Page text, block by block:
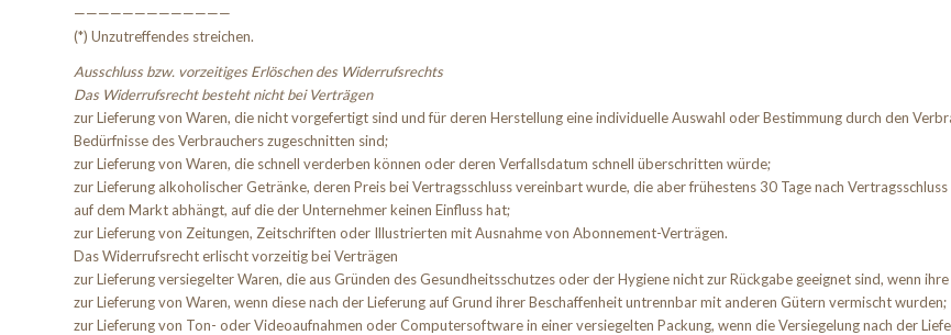
—————————————
(*) Unzutreffendes streichen.
Ausschluss bzw. vorzeitiges Erlöschen des Widerrufsrechts
Das Widerrufsrecht besteht nicht bei Verträgen
zur Lieferung von Waren, die nicht vorgefertigt sind und für deren Herstellung eine individuelle Auswahl oder Bestimmung durch den
Bedürfnisse des Verbrauchers zugeschnitten sind;
zur Lieferung von Waren, die schnell verderben können oder deren Verfallsdatum schnell überschritten würde;
zur Lieferung alkoholischer Getränke, deren Preis bei Vertragsschluss vereinbart wurde, die aber frühestens 30 Tage nach
auf dem Markt abhängt, auf die der Unternehmer keinen Einfluss hat;
zur Lieferung von Zeitungen, Zeitschriften oder Illustrierten mit Ausnahme von Abonnement-Verträgen.
Das Widerrufsrecht erlischt vorzeitig bei Verträgen
zur Lieferung versiegelter Waren, die aus Gründen des Gesundheitsschutzes oder der Hygiene nicht zur Rückgabe geeignet sind, wenn
zur Lieferung von Waren, wenn diese nach der Lieferung auf Grund ihrer Beschaffenheit untrennbar mit anderen Gütern vermischt wurden;
zur Lieferung von Ton- oder Videoaufnahmen oder Computersoftware in einer versiegelten Packung, wenn die Versiegelung nach der